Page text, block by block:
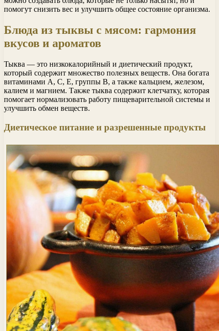
помогут снизить вес и улучшить общее состояние организма.
Блюда из тыквы с мясом: гармония
вкусов и ароматов
Тыква — это низкокалорийный и диетический продукт,
который содержит множество полезных веществ. Она богата
витаминами А, С, Е, группы В, а также кальцием, железом,
калием и магнием. Также тыква содержит клетчатку, которая
помогает нормализовать работу пищеварительной системы и
улучшить обмен веществ.
Диетическое питание и разрешенные продукты